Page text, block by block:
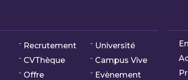
Recrutement
CVThèque
Offre
Université
Campus Vive
Evènement